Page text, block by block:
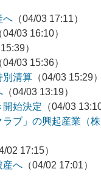
へ （04/03 17:11）
04/03 16:10）
）
04/03 15:36）
別清算 （04/03 15:29
（04/03 13:19）
開始決定 （04/03
ラブ」の興起産業（
02 17:15）
産へ （04/02 17:01）